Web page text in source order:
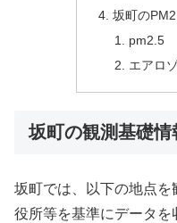
坂町の
pm2.5
エアロ
坂町の観測基礎情
坂町では、以下の地点
役所等を基準にデータを